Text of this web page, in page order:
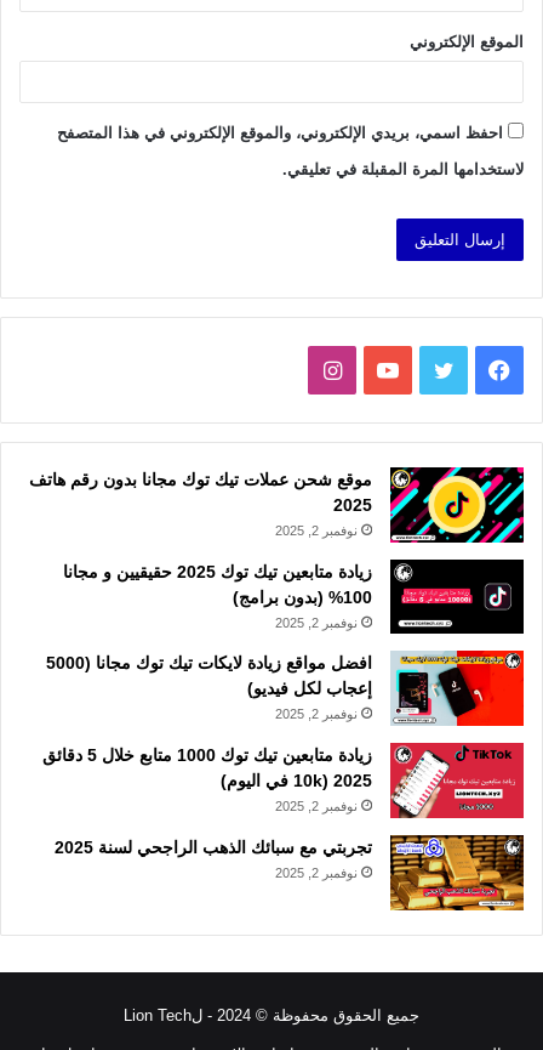
الموقع الإلكتروني
احفظ اسمي، بريدي الإلكتروني، والموقع الإلكتروني في هذا المتصفح
لاستخدامها المرة المقبلة في تعليقي.
فيسبوك تويتر يوتيوبانستقرام
موقع شحن عملات تيك توك مجانا بدون رقم هاتف
2025
نوفمبر 2, 2025
زيادة متابعين تيك توك 2025 حقيقيين و مجانا
100% (بدون برامج)
نوفمبر 2, 2025
افضل مواقع زيادة لايكات تيك توك مجانا (5000
إعجاب لكل فيديو)
نوفمبر 2, 2025
زيادة متابعين تيك توك 1000 متابع خلال 5 دقائق
2025 (10k في اليوم)
نوفمبر 2, 2025
تجربتي مع سبائك الذهب الراجحي لسنة 2025
نوفمبر 2, 2025
جميع الحقوق محفوظة © 2024 - لLion Tech